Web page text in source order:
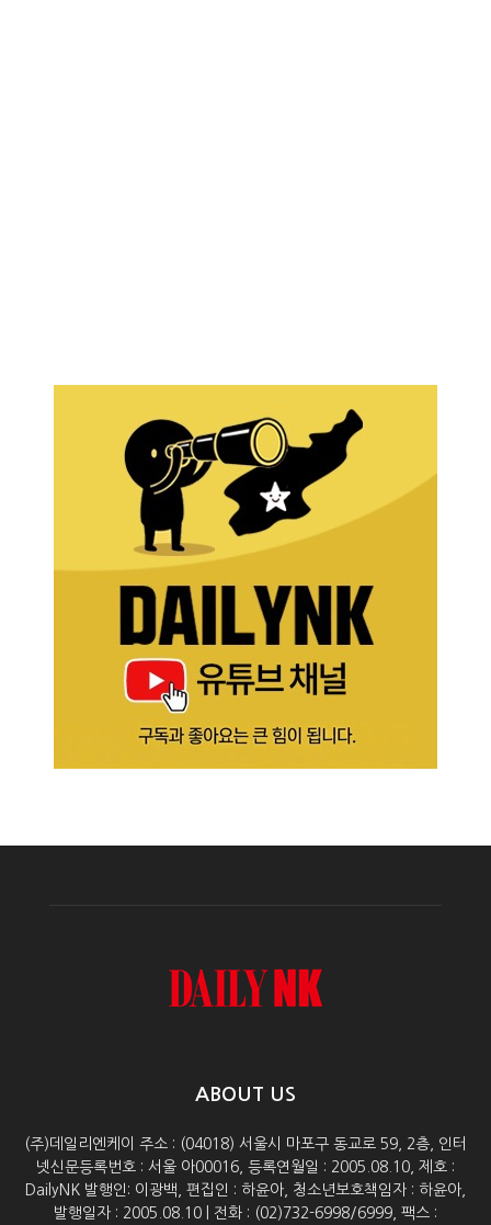
ABOUT US
(주)데일리엔케이 주소 : (04018) 서울시 마포구 동교로 59, 2층, 인터
넷신문등록번호 : 서울 아00016, 등록연월일 : 2005.08.10, 제호 :
DailyNK 발행인: 이광백, 편집인 : 하윤아, 청소년보호책임자 : 하윤아,
발행일자 : 2005.08.10 | 전화 : (02)732-6998/6999, 팩스 :